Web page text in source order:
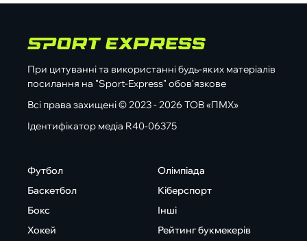
При цитуванні та використанні будь-яких матеріалів
посилання на "Sport-Express" обов'язкове
Всі права захищені © 2023 - 2026 ТОВ «ПМХ»
Ідентифікатор медіа R40-06375
Футбол
Баскетбол
Бокс
Хокей
Олімпіада
Кіберспорт
Інші
Рейтинг букмекерів